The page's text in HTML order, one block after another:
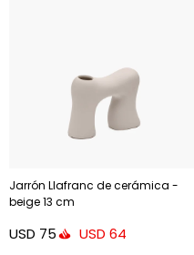
Jarrón Llafranc de cerámica -
beige 13 cm
USD 75 USD 64